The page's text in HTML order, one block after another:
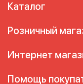
Каталог
Розничный
Интернет
Помощь